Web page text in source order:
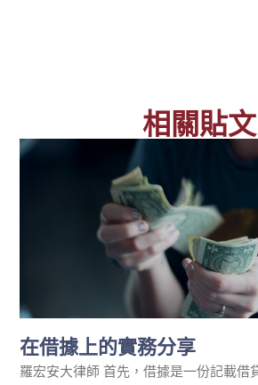
相關貼文
在借據上的實務分享
羅宏安大律師 首先，借據是一份記載借